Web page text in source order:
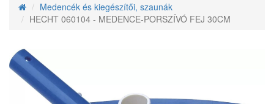
Medencék és kiegészítői, szaunák
HECHT 060104 - MEDENCE-PORSZÍVÓ FEJ 30CM